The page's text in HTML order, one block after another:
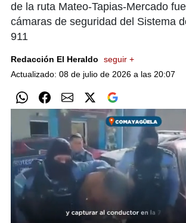
de la ruta Mateo-Tapias-Mercado
cámaras de seguridad del Sistema
911
Redacción El Heraldo
seguir +
Actualizado: 08 de julio de 2026 a las 20:07